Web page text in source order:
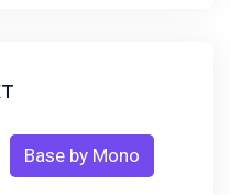
Base by Mono